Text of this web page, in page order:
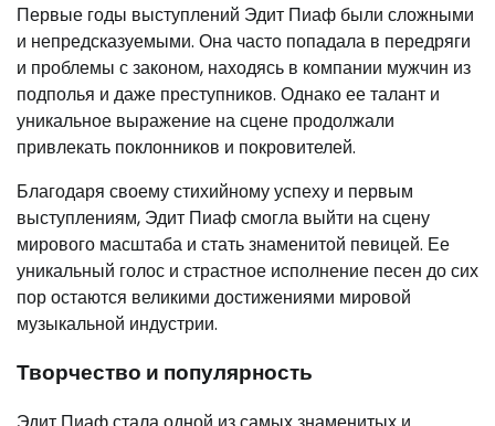
Первые годы выступлений Эдит Пиаф были сложными
и непредсказуемыми. Она часто попадала в передряги
и проблемы с законом, находясь в компании мужчин из
подполья и даже преступников. Однако ее талант и
уникальное выражение на сцене продолжали
привлекать поклонников и покровителей.
Благодаря своему стихийному успеху и первым
выступлениям, Эдит Пиаф смогла выйти на сцену
мирового масштаба и стать знаменитой певицей. Ее
уникальный голос и страстное исполнение песен до сих
пор остаются великими достижениями мировой
музыкальной индустрии.
Творчество и популярность